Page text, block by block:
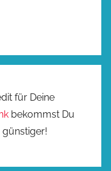
für Deine
bekommst Du
günstiger!